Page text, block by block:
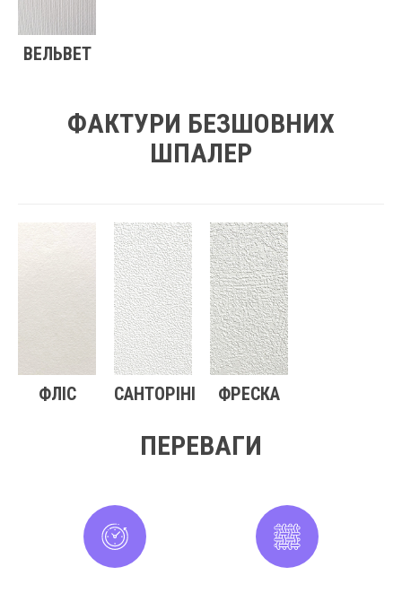
ВЕЛЬВЕТ
ФАКТУРИ БЕЗШОВНИХ
ШПАЛЕР
ФЛІС САНТОРІНІ ФРЕСКА
ПЕРЕВАГИ